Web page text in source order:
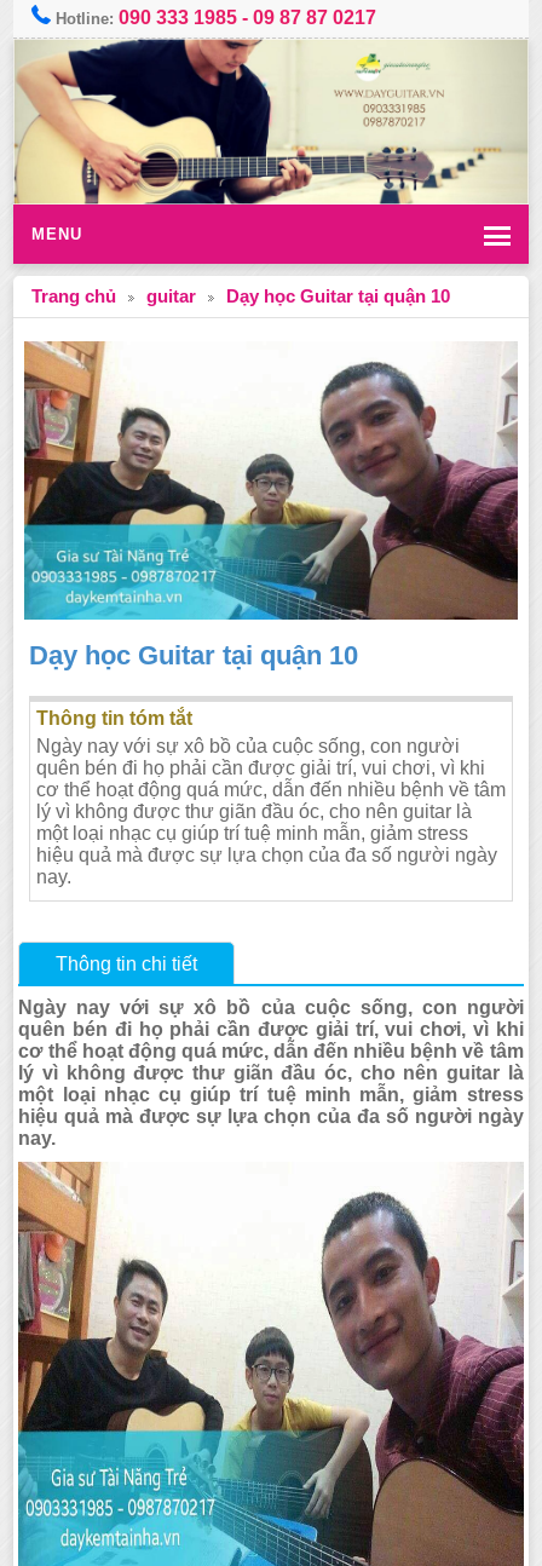
Hotline:090 333 1985 -09 87 87 0217
MENU
Trang chủ guitar Dạy học Guitar tại quận 10
Dạy học Guitar tại quận 10
Thông tin tóm tắt
Ngày nay với sự xô bồ của cuộc sống, con người
quên bén đi họ phải cần được giải trí, vui chơi, vì khi
cơ thể hoạt động quá mức, dẫn đến nhiều bệnh về tâm
lý vì không được thư giãn đầu óc, cho nên guitar là
một loại nhạc cụ giúp trí tuệ minh mẫn, giảm stress
hiệu quả mà được sự lựa chọn của đa số người ngày
nay.
Thông tin chi tiết
Ngày nay với sự xô bồ của cuộc sống, con người
quên bén đi họ phải cần được giải trí, vui chơi, vì khi
cơ thể hoạt động quá mức, dẫn đến nhiều bệnh về tâm
lý vì không được thư giãn đầu óc, cho nên guitar là
một loại nhạc cụ giúp trí tuệ minh mẫn, giảm stress
hiệu quả mà được sự lựa chọn của đa số người ngày
nay.